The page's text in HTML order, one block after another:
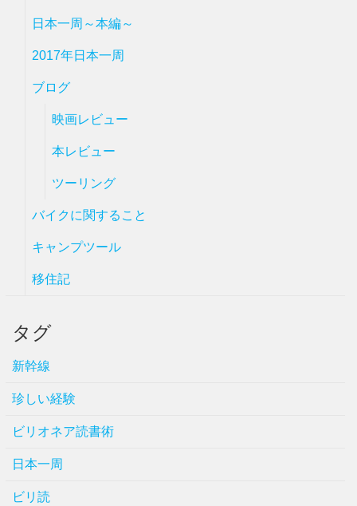
日本一周～本編～
2017年日本一周
ブログ
映画レビュー
本レビュー
ツーリング
バイクに関すること
キャンプツール
移住記
タグ
新幹線
珍しい経験
ビリオネア読書術
日本一周
ビリ読